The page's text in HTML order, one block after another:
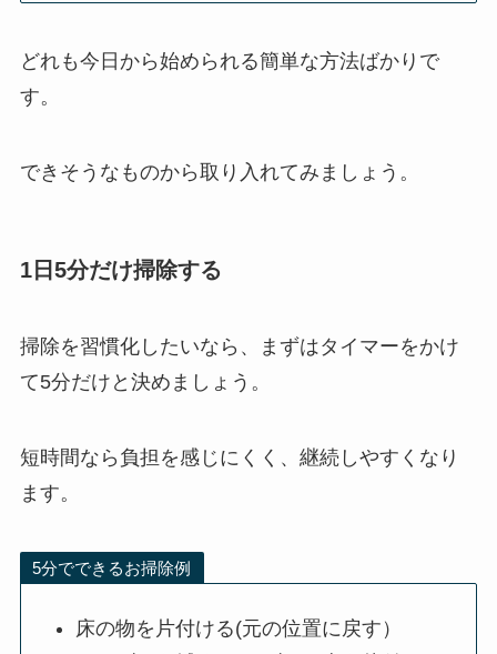
どれも今日から始められる簡単な方法ばかりで
す。
できそうなものから取り入れてみましょう。
1日5分だけ掃除する
掃除を習慣化したいなら、まずはタイマーをかけ
て5分だけと決めましょう。
短時間なら負担を感じにくく、継続しやすくなり
ます。
5分でできるお掃除例
床の物を片付ける(元の位置に戻す）